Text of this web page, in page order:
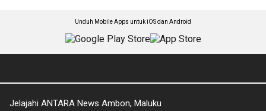
Unduh Mobile Apps untuk iOS dan Android
Jelajahi ANTARA News Ambon, Maluku